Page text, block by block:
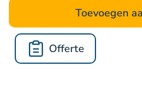
ACD-
C11
filteren
van
Toevoegen
Offerte